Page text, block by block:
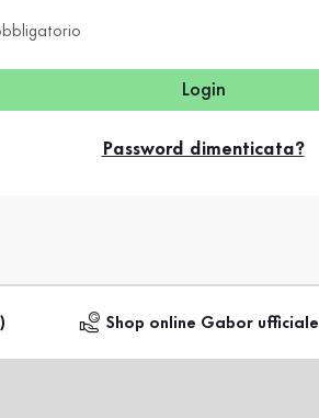
Login
Password dimenticata?
Shop online Gabor ufficiale